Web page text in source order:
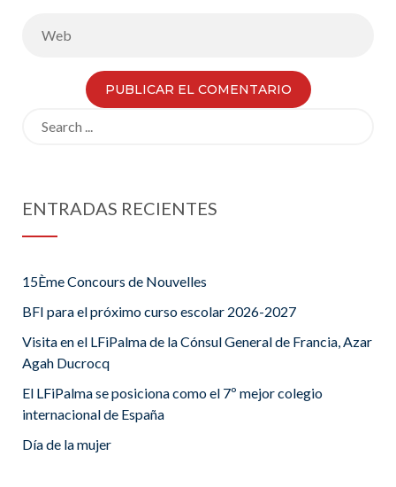
ENTRADAS RECIENTES
15Ème Concours de Nouvelles
BFI para el próximo curso escolar 2026-2027
Visita en el LFiPalma de la Cónsul General de Francia, Azar
Agah Ducrocq
El LFiPalma se posiciona como el 7º mejor colegio
internacional de España
Día de la mujer